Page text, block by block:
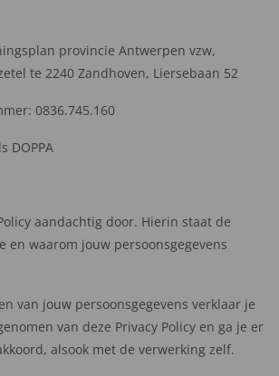
provincie Antwerpen vzw,
te 2240 Zandhoven, Liersebaan 52
0836.745.160
DOPPA
aandachtig door. Hierin staat de
en waarom jouw persoonsgegevens
van jouw persoonsgegevens verklaar je
van deze Privacy Policy en ga je er
alsook met de verwerking zelf.